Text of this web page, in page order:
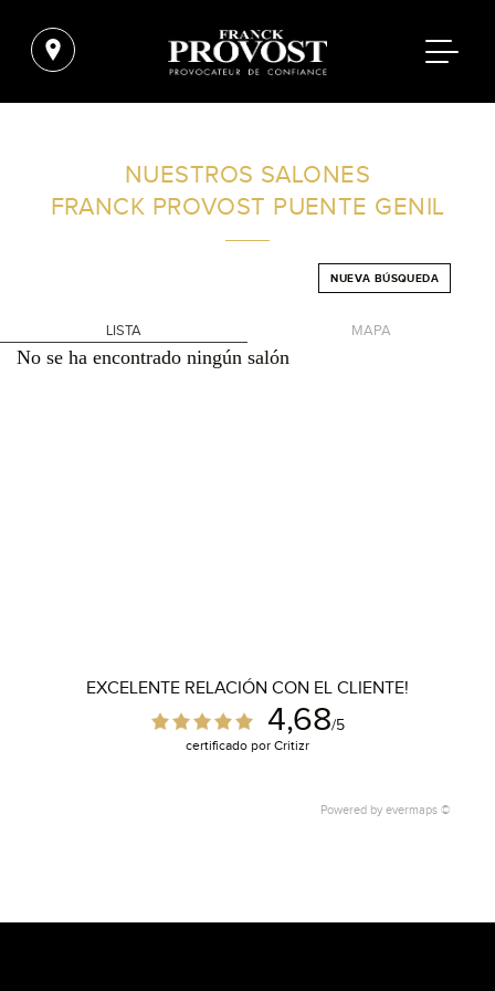
FILTROS AVANZADOS
NUESTROS SALONES
FRANCK PROVOST PUENTE GENIL
NUEVA BÚSQUEDA
LISTA MAPA
No se ha encontrado ningún salón
EXCELENTE RELACIÓN CON EL CLIENTE!
4,68/5
certificado por Critizr
Powered by evermaps ©